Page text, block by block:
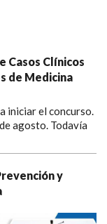
Casos Clínicos
de Medicina
iniciar el concurso.
agosto. Todavía
y